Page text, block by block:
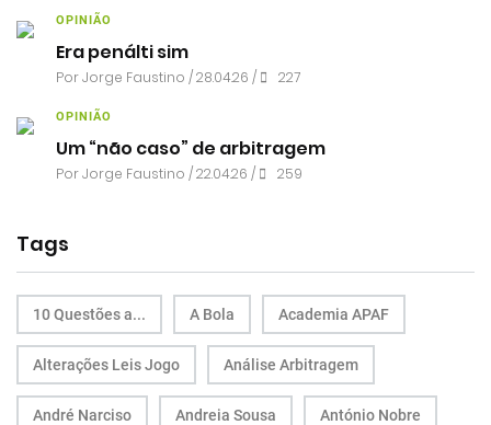
OPINIÃO
Era penálti sim
PorJorge Faustino / 28.04.26 / 227
OPINIÃO
Um “não caso” de arbitragem
PorJorge Faustino / 22.04.26 / 259
Tags
10 Questões a... A Bola Academia APAF
Alterações Leis Jogo Análise Arbitragem
André Narciso Andreia Sousa António Nobre